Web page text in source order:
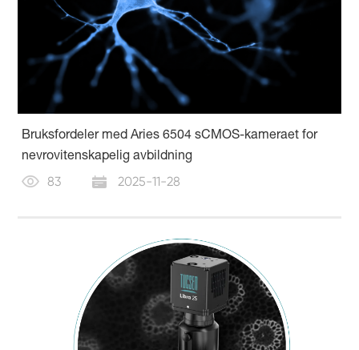
Bruksfordeler med Aries 6504 sCMOS-kameraet for
nevrovitenskapelig avbildning
83 2025-11-28